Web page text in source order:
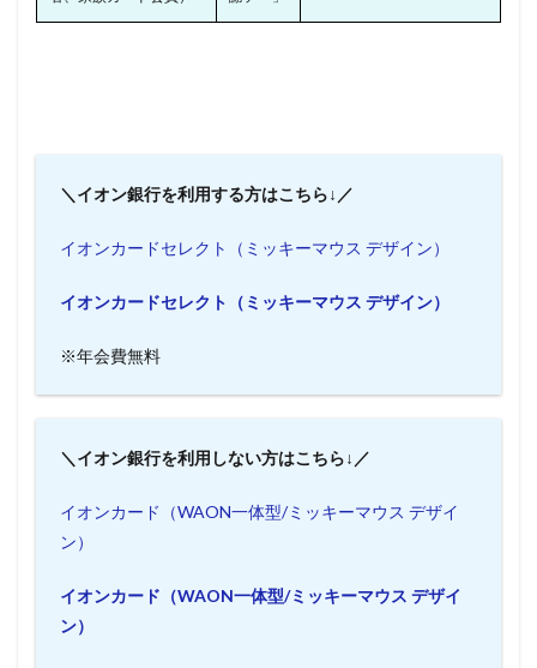
＼イオン銀行を利用する方はこちら↓／
イオンカードセレクト（ミッキーマウス デザイン）
イオンカードセレクト（ミッキーマウス デザイン）
※年会費無料
＼イオン銀行を利用しない方はこちら↓／
イオンカード（WAON一体型/ミッキーマウス デザイ
ン）
イオンカード（WAON一体型/ミッキーマウス デザイ
ン）